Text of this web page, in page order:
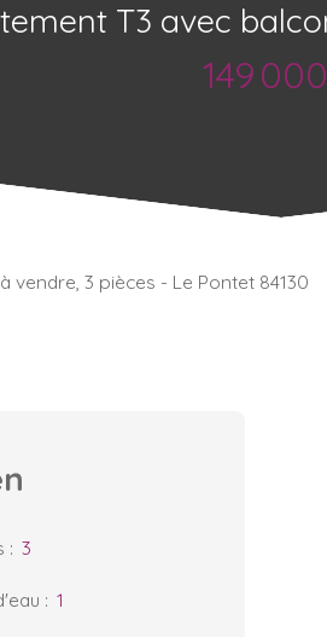
T3 avec
149 000
vendre, 3 pièces - Le Pontet 84130
: 3
: 1